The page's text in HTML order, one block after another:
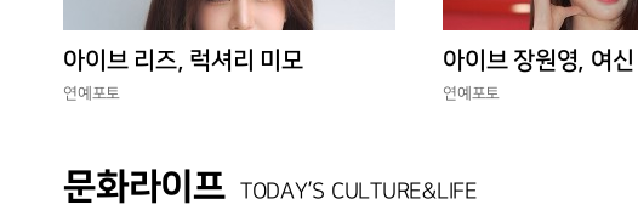
아이브 리즈, 럭셔리 미모
연예포토
아이브 장원영, 여
연예포토
문화라이프 TODAY’S CULTURE&LIFE